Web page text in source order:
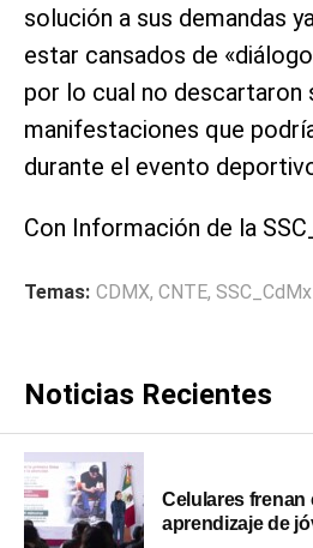
solución a sus demandas
estar cansados de
por lo cual no descartaron
manifestaciones que
durante el evento
Con Información de la
Temas: CDMX, CNTE, SSC_CdMx
Noticias Recientes
Celulares
aprendizaje de